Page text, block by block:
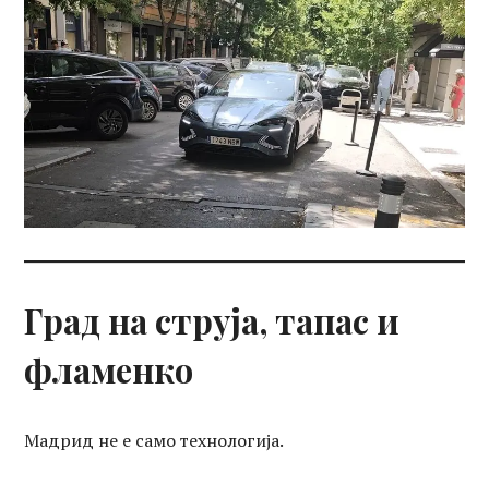
Град на струја, тапас и
фламенко
Мадрид не е само технологија.